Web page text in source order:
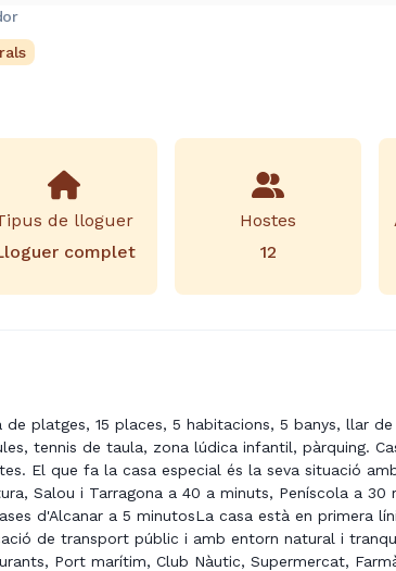
de lloguer
complet
Hostes
12
platges, 15 places, 5 habitacions, 5 banys, llar
tennis de taula, zona lúdica infantil, pàrquing.
El que fa la casa especial és la seva situació
Salou i Tarragona a 40 a minuts, Peníscola a 30
d'Alcanar a 5 minutosLa casa està en primera
de transport públic i amb entorn natural i
Port marítim, Club Nàutic, Supermercat,